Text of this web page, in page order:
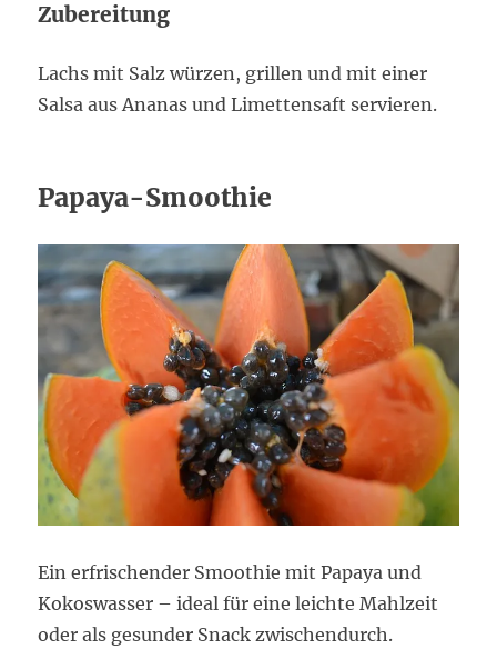
Zubereitung
Lachs mit Salz würzen, grillen und mit einer
Salsa aus Ananas und Limettensaft servieren.
Papaya-Smoothie
Ein erfrischender Smoothie mit Papaya und
Kokoswasser – ideal für eine leichte Mahlzeit
oder als gesunder Snack zwischendurch.